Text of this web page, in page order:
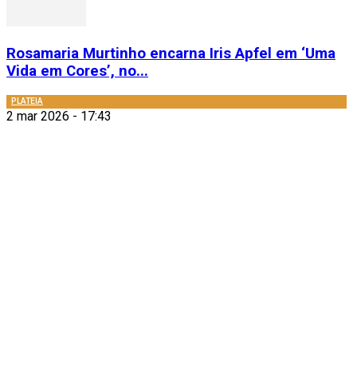
Rosamaria Murtinho encarna Iris Apfel em ‘Uma
Vida em Cores’, no...
PLATEIA
2 mar 2026 - 17:43